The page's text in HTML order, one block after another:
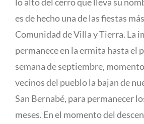
es de hecho una de las fiestas
Comunidad de Villa y Tierra. La
permanece en la ermita hasta el
semana de septiembre,
vecinos del pueblo la bajan de
San Bernabé, para permanecer
meses. En el momento del